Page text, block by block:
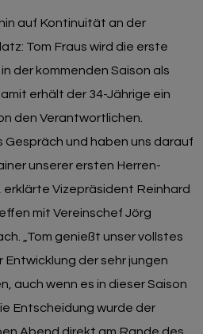
auf Kontinuität an der
Tom Fraus wird die erste
der kommenden Saison als
erhält der 34-Jährige ein
den Verantwortlichen.
Gespräch und haben uns darauf
unserer ersten Herren-
erklärte Vizepräsident Reinhard
mit Vereinschef Jörg
„Tom genießt unser vollstes
Entwicklung der sehr jungen
auch wenn es in dieser Saison
Entscheidung wurde der
Abend direkt am Rande des